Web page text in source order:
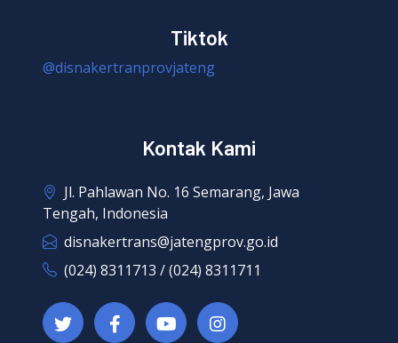
Tiktok
@disnakertranprovjateng
Kontak Kami
Jl. Pahlawan No. 16 Semarang, Jawa
Tengah, Indonesia
disnakertrans@jatengprov.go.id
(024) 8311713 / (024) 8311711